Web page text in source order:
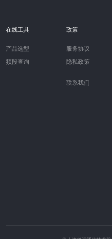
在线工具
产品选型
频段查询
政策
服务协议
隐私政策
联系我们